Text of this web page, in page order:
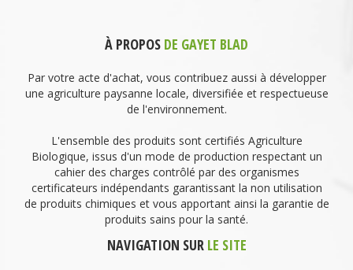
À PROPOS DE GAYET BLAD
Par votre acte d'achat, vous contribuez aussi à développer
une agriculture paysanne locale, diversifiée et respectueuse
de l'environnement.
L'ensemble des produits sont certifiés Agriculture
Biologique, issus d'un mode de production respectant un
cahier des charges contrôlé par des organismes
certificateurs indépendants garantissant la non utilisation
de produits chimiques et vous apportant ainsi la garantie de
produits sains pour la santé.
NAVIGATION SUR LE SITE